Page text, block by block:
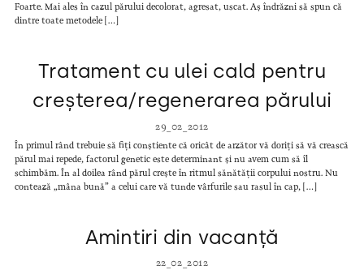
Foarte. Mai ales în cazul părului decolorat, agresat, uscat. Aș îndrăzni să spun că
dintre toate metodele […]
Tratament cu ulei cald pentru
creșterea/regenerarea părului
29_02_2012
În primul rând trebuie să fiți conștiente că oricât de arzător vă doriți să vă crească
părul mai repede, factorul genetic este determinant și nu avem cum să îl
schimbăm. În al doilea rând părul crește în ritmul sănătății corpului nostru. Nu
contează „mâna bună” a celui care vă tunde vârfurile sau rasul în cap, […]
Amintiri din vacanță
22_02_2012